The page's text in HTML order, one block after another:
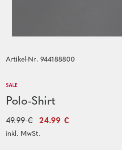
Artikel-Nr. 944188800
SALE
Polo-Shirt
49.99 € 24.99 €
inkl. MwSt.